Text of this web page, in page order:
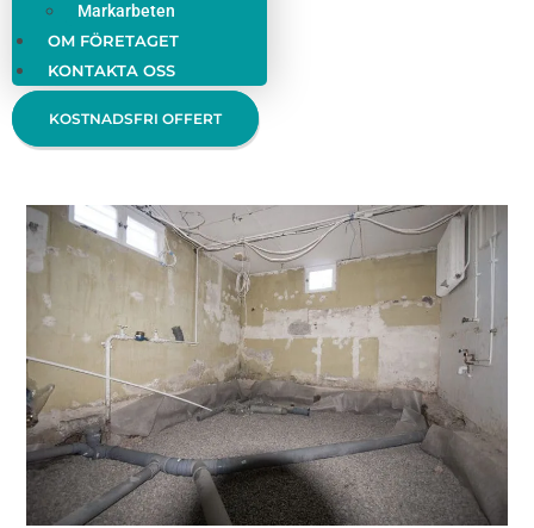
Markarbeten
OM FÖRETAGET
KONTAKTA OSS
KOSTNADSFRI OFFERT